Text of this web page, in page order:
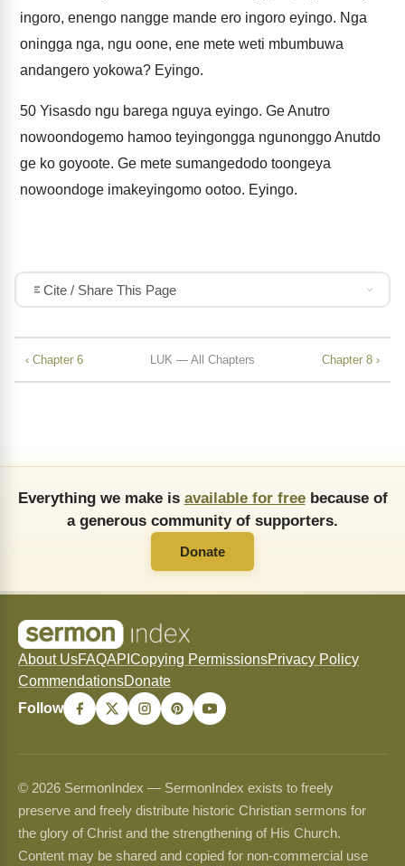
ingoro, enengo nangge mande ero ingoro eyingo. Nga
oningga nga, ngu oone, ene mete weti mbumbuwa
andangero yokowa? Eyingo.
50 Yisasdo ngu barega nguya eyingo. Ge Anutro
nowoondogemo hamoo teyingongga ngunonggo Anutdo
ge ko goyoote. Ge mete sumangedodo toongeya
nowoondoge imakeyingomo ootoo. Eyingo.
Cite / Share This Page
‹ Chapter 6 LUK — All Chapters Chapter 8 ›
Everything we make is available for freebecause of
a generous community of supporters.
Donate
About UsFAQAPI Copying PermissionsPrivacy Policy
CommendationsDonate
Follow
© 2026 SermonIndex — SermonIndex exists to freely
preserve and freely distribute historic Christian sermons for
the glory of Christ and the strengthening of His Church.
Content may be shared and copied for non-commercial use